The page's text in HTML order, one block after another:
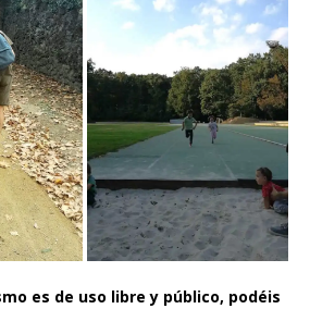
es de uso libre y público, podéis